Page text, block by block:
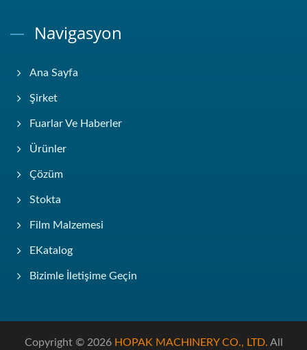
Navigasyon
Ana Sayfa
Şirket
Fuarlar Ve Haberler
Ürünler
Çözüm
Stokta
Film Malzemesi
EKatalog
Bizimle İletişime Geçin
Copyright © 2026 HOPAK MACHINERY CO., LTD. All